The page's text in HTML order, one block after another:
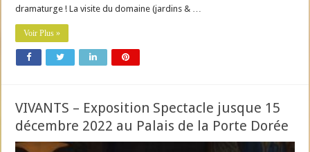
dramaturge ! La visite du domaine (jardins & …
Voir Plus »
VIVANTS – Exposition Spectacle jusque 15
décembre 2022 au Palais de la Porte Dorée